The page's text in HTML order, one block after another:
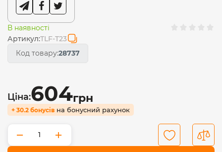
В наявності
Артикул:TLF-T23
Код товару:28737
Ціна:604грн
+ 30.2 бонусів на бонусний рахунок
− +